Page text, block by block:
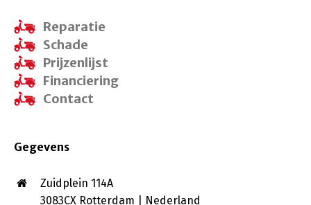
Reparatie
Schade
Prijzenlijst
Financiering
Contact
Gegevens
Zuidplein 114A
3083CX Rotterdam | Nederland